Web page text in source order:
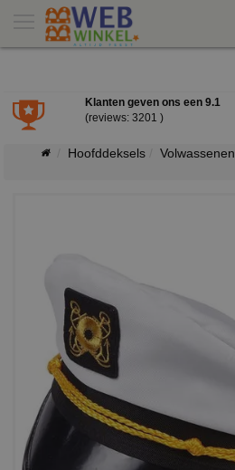
Klanten geven ons een 9.1
(reviews: 3201 )
Hoofddeksels Volwassenen